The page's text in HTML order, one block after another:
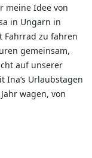
meine Idee von
in Ungarn in
Fahrrad zu fahren
gemeinsam,
auf unserer
Ina‘s Urlaubstagen
wagen, von